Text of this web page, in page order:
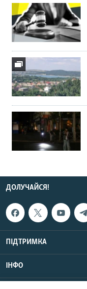
ДОЛУЧАЙСЯ!
ПІДТРИМКА
ІНФО